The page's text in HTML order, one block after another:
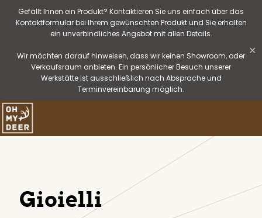
Gefällt Ihnen ein Produkt? Kontaktieren Sie uns einfach über das
Kontaktformular bei Ihrem gewünschten Produkt und Sie erhalten
ein unverbindliches Angebot mit allen Details.
Wir möchten darauf hinweisen, dass wir keinen Showroom, oder
Verkaufsraum anbieten. Ein persönlicher Besuch unserer
Werkstätte ist ausschließlich nach Absprache und
Terminvereinbarung möglich.
✕
Gioielli